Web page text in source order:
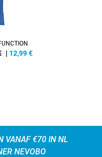
| 12,99€
VANAF €70 IN NL
NEVOBO